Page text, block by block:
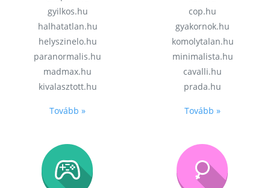
gyilkos.hu
halhatatlan.hu
helyszinelo.hu
paranormalis.hu
madmax.hu
kivalasztott.hu
Tovább »
cop.hu
gyakornok.hu
komolytalan.hu
minimalista.hu
cavalli.hu
prada.hu
Tovább »